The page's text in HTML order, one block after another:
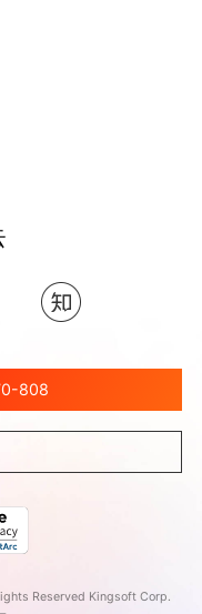
808
Reserved Kingsoft Corp.